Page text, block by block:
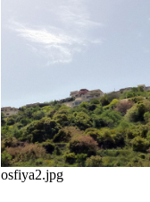
osfiya2.jpg